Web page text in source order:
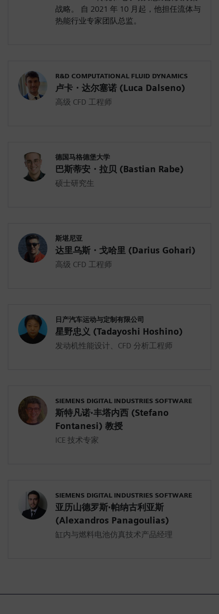
战略。 自 2021 年 10 月起，他担任流体与
热能行业专家团队总监。
R&D COMPUTATIONAL FLUID DYNAMICS
卢卡・达尔塞诺 (Luca Dalseno)
高级 CFD 工程师
德国马格德堡大学
巴斯蒂安・拉贝 (Bastian Rabe)
硕士研究生
斯堪尼亚
达里乌斯・戈哈里 (Darius Gohari)
高级 CFD 工程师
日产汽车运动与定制有限公司
星野忠义 (Tadayoshi Hoshino)
发动机性能设计、CFD 分析工程师
SIEMENS DIGITAL INDUSTRIES SOFTWARE
斯特凡诺·丰塔内西 (Stefano
Fontanesi) 教授
ICE 技术专家
SIEMENS DIGITAL INDUSTRIES SOFTWARE
亚历山德罗斯·帕纳古利亚斯
(Alexandros Panagoulias)
缸内与燃料电池仿真技术产品经理